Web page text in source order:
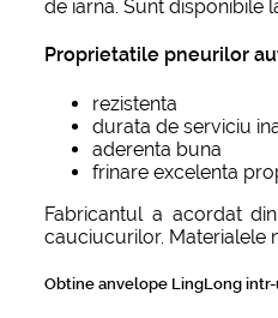
de iarna. Sunt disponibile
Proprietatile pneurilor
rezistenta
durata de serviciu
aderenta buna
frinare excelenta
Fabricantul a acordat
cauciucurilor. Materialele
Obtine anvelope LingLong